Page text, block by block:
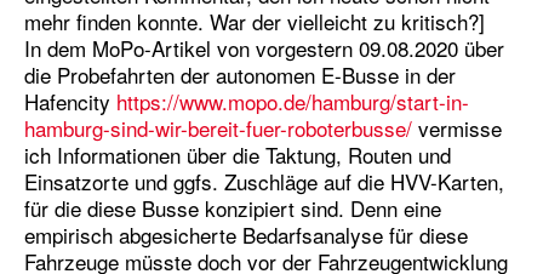
mehr finden konnte. War der vielleicht zu kritisch?]
In dem MoPo-Artikel von vorgestern 09.08.2020 über
die Probefahrten der autonomen E-Busse in der
Hafencity https://www.mopo.de/hamburg/start-in-
hamburg-sind-wir-bereit-fuer-roboterbusse/ vermisse
ich Informationen über die Taktung, Routen und
Einsatzorte und ggfs. Zuschläge auf die HVV-Karten,
für die diese Busse konzipiert sind. Denn eine
empirisch abgesicherte Bedarfsanalyse für diese
Fahrzeuge müsste doch vor der Fahrzeugentwicklung